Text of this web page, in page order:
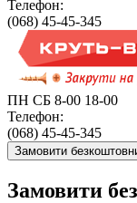
Телефон:
(068) 45-45-345
ПН СБ 8-00 18-00
Телефон:
(068) 45-45-345
Замовити
Замовити